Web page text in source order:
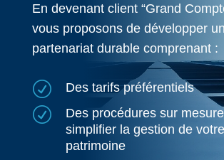
En devenant client “Grand
vous proposons de développer un
partenariat durable comprenant :
R Des tarifs préférentiels
R
Des procédures sur
simplifier la gestion de votre
patrimoine